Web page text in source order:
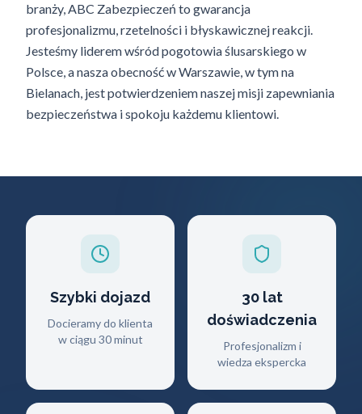
branży, ABC Zabezpieczeń to gwarancja
profesjonalizmu, rzetelności i błyskawicznej reakcji.
Jesteśmy liderem wśród pogotowia ślusarskiego w
Polsce, a nasza obecność w Warszawie, w tym na
Bielanach, jest potwierdzeniem naszej misji zapewniania
bezpieczeństwa i spokoju każdemu klientowi.
Szybki dojazd
Docieramy do klienta
w ciągu 30 minut
30 lat
doświadczenia
Profesjonalizm i
wiedza ekspercka